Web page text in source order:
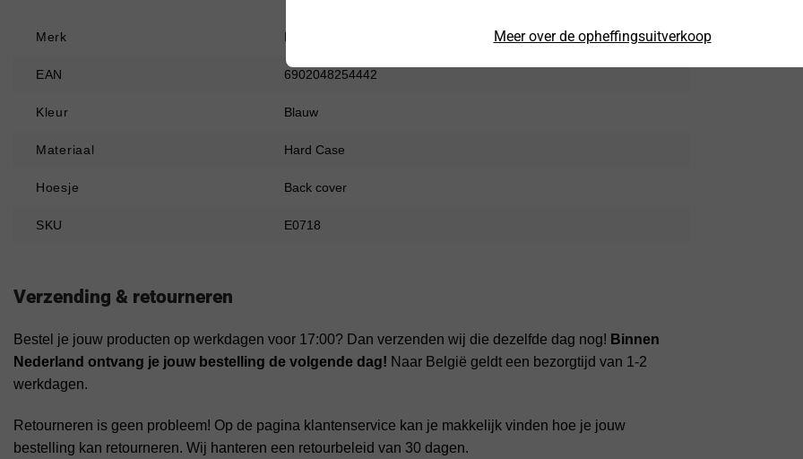
Merk Nillkin
EAN 6902048254442
Kleur Blauw
Materiaal Hard Case
Hoesje Back cover
SKU E0718
Verzending & retourneren
Bestel je jouw producten op werkdagen voor 17:00? Dan verzenden wij die dezelfde dag nog! Binnen
Nederland ontvang je jouw bestelling de volgende dag! Naar België geldt een bezorgtijd van 1-2
werkdagen.
Retourneren is geen probleem! Op de pagina klantenservice kan je makkelijk vinden hoe je jouw
bestelling kan retourneren. Wij hanteren een retourbeleid van 30 dagen.
Meer over de opheffingsuitverkoop